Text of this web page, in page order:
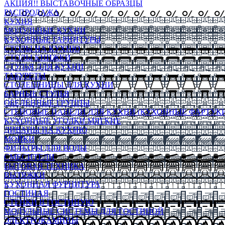
АКЦИЯ!! ВЫСТАВОЧНЫЕ ОБРАЗЦЫ
РАСПРОДАЖА
КУХНЯ
МОДУЛЬНЫЕ КУХНИ
КУХОННЫЕ ГАРНИТУРЫ
СТОЛЫ НА КУХНЮ
СТОЛЫ КНИЖКИ
СТУЛЬЯ ДЛЯ КУХНИ
ТАБУРЕТЫ
СТОЛЕШНИЦЫ ДЛЯ КУХНИ
БАРНЫЕ СТУЛЬЯ
ОБЕДЕННЫЕ ГРУППЫ
СТЕНОВЫЕ ПАНЕЛИ ДЛЯ КУХНИ (КУХОННЫЕ
КУХОННЫЕ УГОЛКИ МЯГКИЕ
ДИВАНЫ НА КУХНЮ
МОЙКИ
ФИЛЬТРЫ ДЛЯ ВОДЫ
СМЕСИТЕЛИ
БЫТОВАЯ ТЕХНИКА
ВЫТЯЖКИ
КУХОННАЯ ФУРНИТУРА
ГОСТИНАЯ
СТЕНКИ В ГОСТИНУЮ
МОДУЛЬНЫЕ СИСТЕМЫ ДЛЯ ГОСТИНОЙ
ЭЛЕКТРОКАМИНЫ